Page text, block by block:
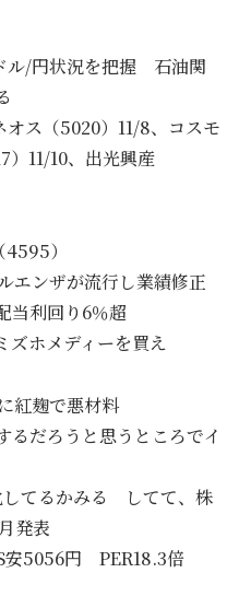
ル/円状況を把握 石油関
ス（5020）11/8、コスモ
）11/10、出光興産
）
エンザが流行し業績修正
当利回り6％超
ズホメディーを買え
紅麹で悪材料
るだろうと思うところでイ
してるかみる してて、株
発表
安5056円 PER18.3倍